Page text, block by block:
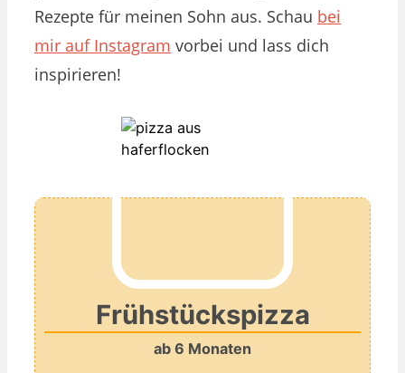
Rezepte für meinen Sohn aus. Schau bei
mir auf Instagram vorbei und lass dich
inspirieren!
Frühstückspizza
ab 6 Monaten